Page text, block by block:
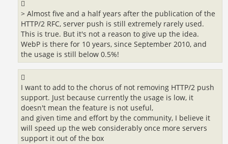
> Almost five and a half years after the publication of the
HTTP/2 RFC, server push is still extremely rarely used.
This is true. But it's not a reason to give up the idea.
WebP is there for 10 years, since September 2010, and
the usage is still below 0.5%!
I want to add to the chorus of not removing HTTP/2 push
support. Just because currently the usage is low, it
doesn't mean the feature is not useful,
and given time and effort by the community, I believe it
will speed up the web considerably once more servers
support it out of the box